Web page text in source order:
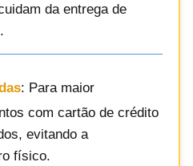
da entrega de
: Para maior
com cartão de crédito
evitando a
físico.